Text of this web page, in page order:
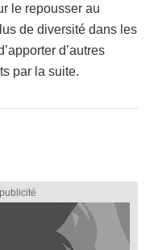
le repousser au
de diversité dans les
d’autres
par la suite.